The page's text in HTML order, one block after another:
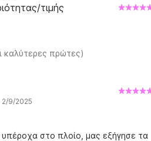
τιμής
καλύτερες πρώτες)
2/9/2025
στο πλοίο, μας εξήγησε τα